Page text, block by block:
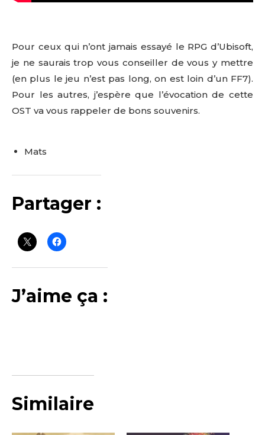
Pour ceux qui n’ont jamais essayé le RPG d’Ubisoft,
je ne saurais trop vous conseiller de vous y mettre
(en plus le jeu n’est pas long, on est loin d’un FF7).
Pour les autres, j’espère que l’évocation de cette
OST va vous rappeler de bons souvenirs.
Mats
Partager :
J’aime ça :
Similaire